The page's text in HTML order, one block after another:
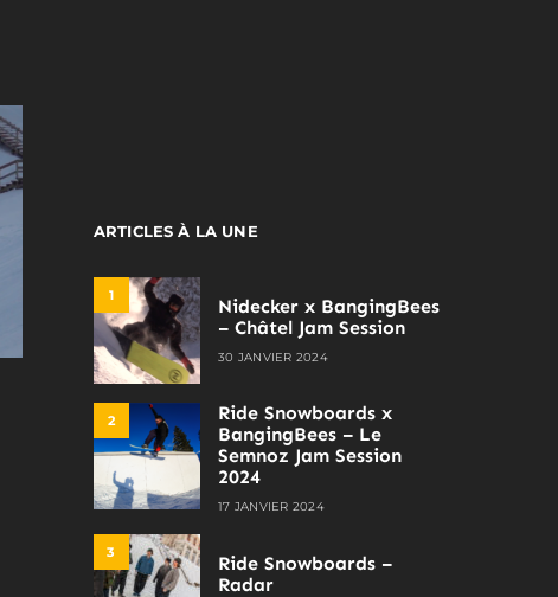
ARTICLES À LA UNE
1
Nidecker x BangingBees
– Châtel Jam Session
30 JANVIER 2024
2
Ride Snowboards x
BangingBees – Le
Semnoz Jam Session
2024
17 JANVIER 2024
3
Ride Snowboards –
Radar